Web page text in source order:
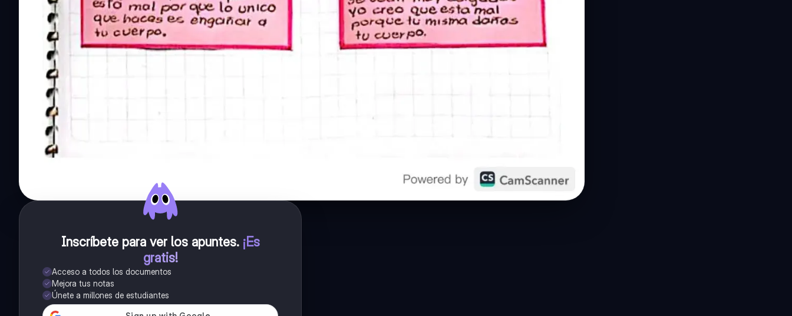
Inscríbete para ver los apuntes. ¡Es
gratis!
Acceso a todos los documentos
Mejora tus notas
Únete a millones de estudiantes